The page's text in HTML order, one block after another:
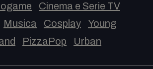
Cinema e Serie TV
Musica Cosplay
Young
PizzaPop Urban